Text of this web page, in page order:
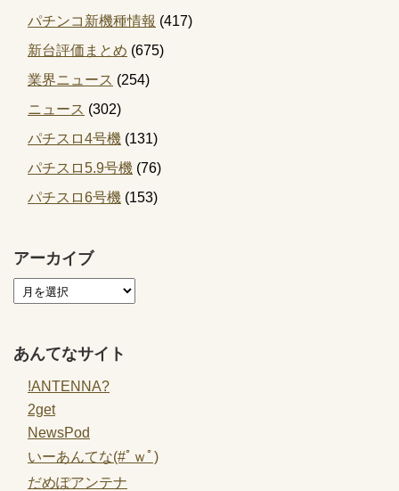
パチンコ新機種情報 (417)
新台評価まとめ (675)
業界ニュース (254)
ニュース (302)
パチスロ4号機 (131)
パチスロ5.9号機 (76)
パチスロ6号機 (153)
アーカイブ
あんてなサイト
!ANTENNA?
2get
NewsPod
いーあんてな(#ﾟｗﾟ)
だめぽアンテナ